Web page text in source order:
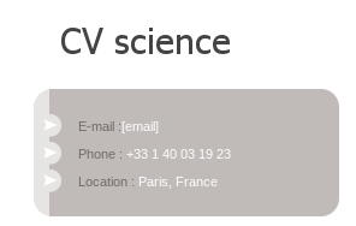
E-mail :[email]
Phone : +33 1 40 03 19 23
Location : Paris, France